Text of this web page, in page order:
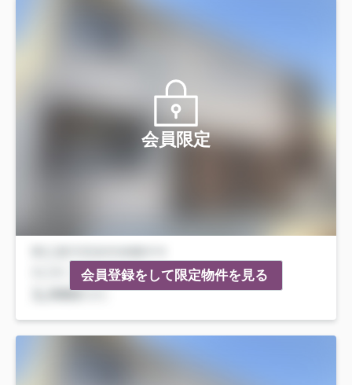
会員限定
会員登録をして限定物件を見る